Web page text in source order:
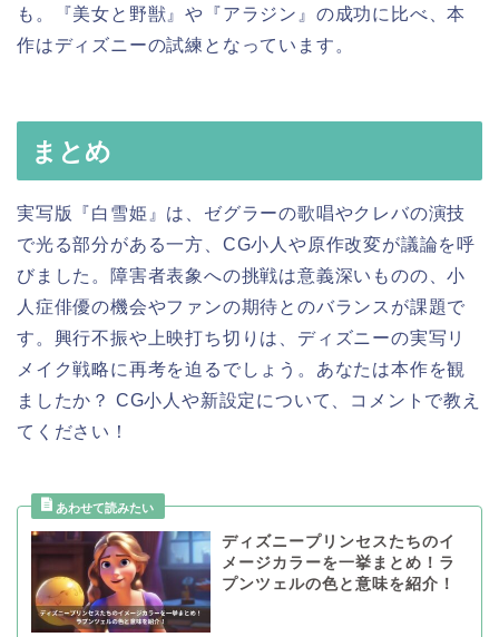
も。『美女と野獣』や『アラジン』の成功に比べ、本
作はディズニーの試練となっています。
まとめ
実写版『白雪姫』は、ゼグラーの歌唱やクレバの演技
で光る部分がある一方、CG小人や原作改変が議論を呼
びました。障害者表象への挑戦は意義深いものの、小
人症俳優の機会やファンの期待とのバランスが課題で
す。興行不振や上映打ち切りは、ディズニーの実写リ
メイク戦略に再考を迫るでしょう。あなたは本作を観
ましたか？ CG小人や新設定について、コメントで教え
てください！
ディズニープリンセスたちのイ
メージカラーを一挙まとめ！ラ
プンツェルの色と意味を紹介！